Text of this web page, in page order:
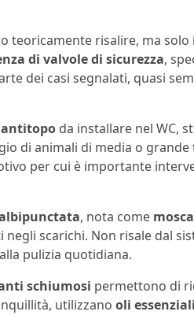
teoricamente risalire, ma
di valvole di sicurezza,
dei casi segnalati, quasi
da installare nel WC,
di animali di media o grande
per cui è importante
, nota come
scarichi. Non risale dal
pulizia quotidiana.
schiumosi permettono di
utilizzano oli essenziali